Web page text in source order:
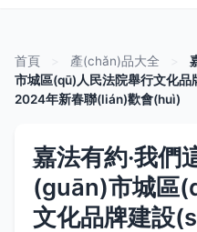
首頁 產(chǎn)品大全
市城區(qū)人民法院舉行文化
2024年新春聯(lián)歡會(huì)
嘉法有約·我們
(guān)市城區
文化品牌建設